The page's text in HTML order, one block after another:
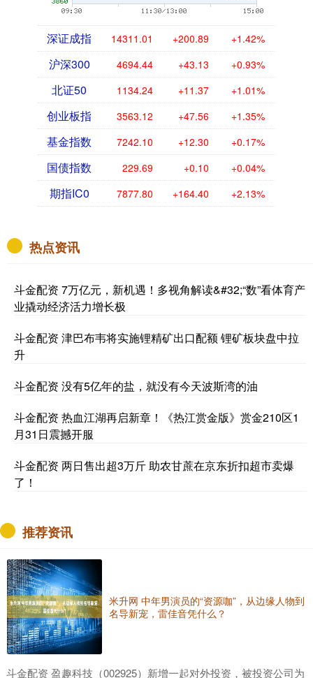
深证成指 14311.01 +200.89 +1.42%
沪深300 4694.44 +43.13 +0.93%
北证50 1134.24 +11.37 +1.01%
创业板指 3563.12 +47.56 +1.35%
基金指数 7242.10 +12.30 +0.17%
国债指数 229.69 +0.10 +0.04%
期指IC0 7877.80 +164.40 +2.13%
热点资讯
斗金配资 7万亿元，新机遇！多视角解读&#32;“数”看体育产
业撬动经济活力增长极
斗金配资 津巴布韦将实施锂精矿出口配额 锂矿板块盘中拉
升
斗金配资 没有5亿年的盐，就没有今天波斯湾的油
斗金配资 热血江湖再启新章！《热江赏金版》赏金210区1
月31日震撼开服
斗金配资 两日售出超3万斤 助农甘蔗在京东折扣超市卖爆
了！
推荐资讯
米升网 中年男演员的“资源咖”，从边缘人物到
名导新宠，雷佳音凭什么？
​斗金配资 盈趣科技（002925）新增一起对外投资，被投资公司为